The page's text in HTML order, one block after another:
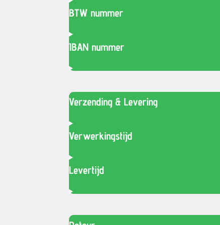
BTW nummer
IBAN nummer
Verzending & Levering
Verwerkingstijd
Levertijd